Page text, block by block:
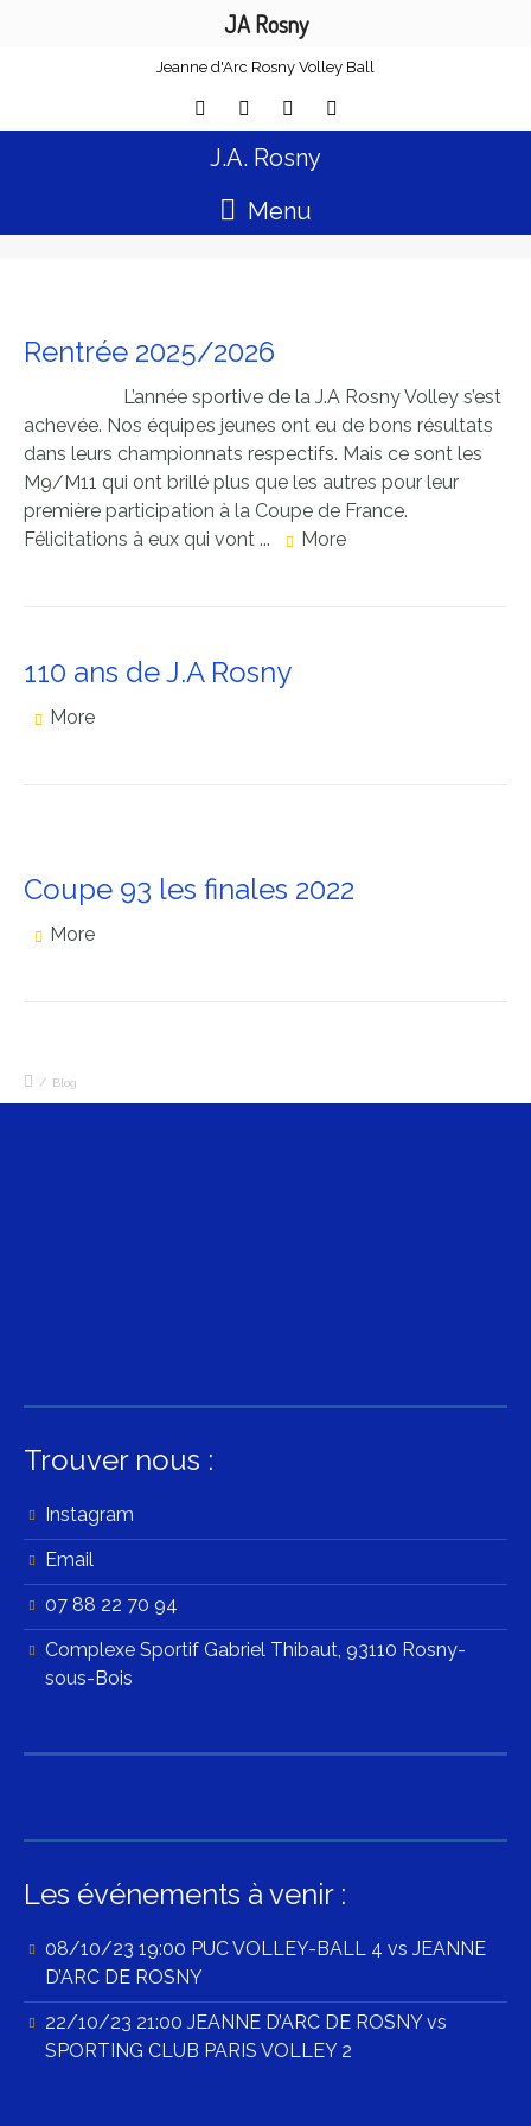
Jeanne d'Arc Rosny Volley Ball
J.A. Rosny
Menu
Rentrée 2025/2026
L’année sportive de la J.A Rosny Volley s’est
achevée. Nos équipes jeunes ont eu de bons résultats
dans leurs championnats respectifs. Mais ce sont les
M9/M11 qui ont brillé plus que les autres pour leur
première participation à la Coupe de France.
Félicitations à eux qui vont ...
More
110 ans de J.A Rosny
More
Coupe 93 les finales 2022
More
/ Blog
Trouver nous :
Instagram
Email
07 88 22 70 94
Complexe Sportif Gabriel Thibaut, 93110 Rosny-
sous-Bois
Les événements à venir :
08/10/23 19:00 PUC VOLLEY-BALL 4 vs JEANNE
D’ARC DE ROSNY
22/10/23 21:00 JEANNE D’ARC DE ROSNY vs
SPORTING CLUB PARIS VOLLEY 2
JA Rosny